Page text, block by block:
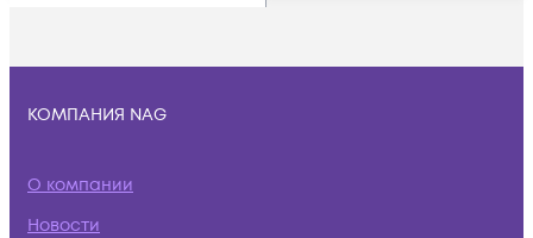
КОМПАНИЯ NAG
О компании
Новости